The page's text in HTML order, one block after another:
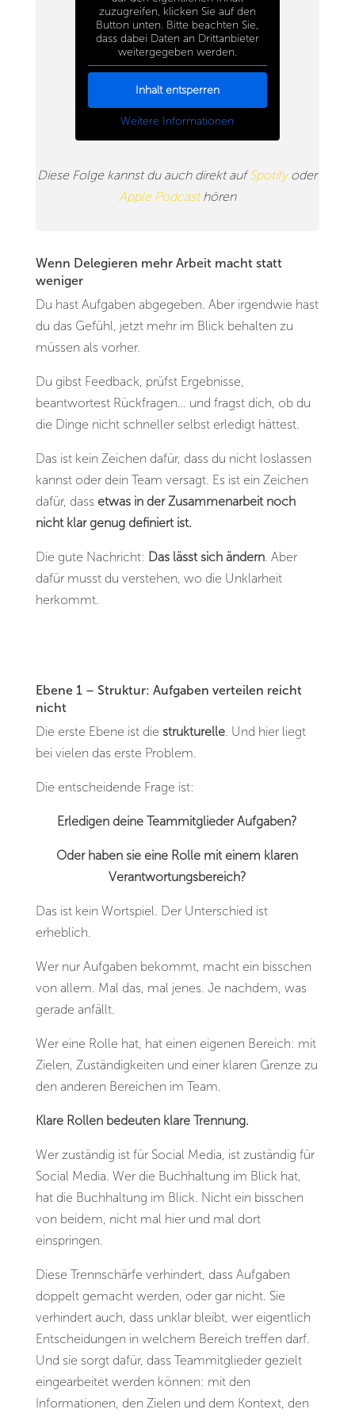
zuzugreifen, klicken Sie auf den
Button unten. Bitte beachten Sie,
dass dabei Daten an Drittanbieter
weitergegeben werden.
Inhalt entsperren
Weitere Informationen
Diese Folge kannst du auch direkt aufSpotifyoder
Apple Podcasthören
Wenn Delegieren mehr Arbeit macht statt
weniger
Du hast Aufgaben abgegeben. Aber irgendwie hast
du das Gefühl, jetzt mehr im Blick behalten zu
müssen als vorher.
Du gibst Feedback, prüfst Ergebnisse,
beantwortest Rückfragen… und fragst dich, ob du
die Dinge nicht schneller selbst erledigt hättest.
Das ist kein Zeichen dafür, dass du nicht loslassen
kannst oder dein Team versagt. Es ist ein Zeichen
dafür, dass etwas in der Zusammenarbeit noch
nicht klar genug definiert ist.
Die gute Nachricht: Das lässt sich ändern. Aber
dafür musst du verstehen, wo die Unklarheit
herkommt.
Ebene 1 – Struktur: Aufgaben verteilen reicht
nicht
Die erste Ebene ist die strukturelle. Und hier liegt
bei vielen das erste Problem.
Die entscheidende Frage ist:
Erledigen deine Teammitglieder Aufgaben?
Oder haben sie eine Rolle mit einem klaren
Verantwortungsbereich?
Das ist kein Wortspiel. Der Unterschied ist
erheblich.
Wer nur Aufgaben bekommt, macht ein bisschen
von allem. Mal das, mal jenes. Je nachdem, was
gerade anfällt.
Wer eine Rolle hat, hat einen eigenen Bereich: mit
Zielen, Zuständigkeiten und einer klaren Grenze zu
den anderen Bereichen im Team.
Klare Rollen bedeuten klare Trennung.
Wer zuständig ist für Social Media, ist zuständig für
Social Media. Wer die Buchhaltung im Blick hat,
hat die Buchhaltung im Blick. Nicht ein bisschen
von beidem, nicht mal hier und mal dort
einspringen.
Diese Trennschärfe verhindert, dass Aufgaben
doppelt gemacht werden, oder gar nicht. Sie
verhindert auch, dass unklar bleibt, wer eigentlich
Entscheidungen in welchem Bereich treffen darf.
Und sie sorgt dafür, dass Teammitglieder gezielt
eingearbeitet werden können: mit den
Informationen, den Zielen und dem Kontext, den